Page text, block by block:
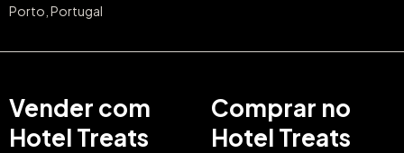
Porto, Portugal
Vender com
Hotel Treats
Comprar no
Hotel Treats